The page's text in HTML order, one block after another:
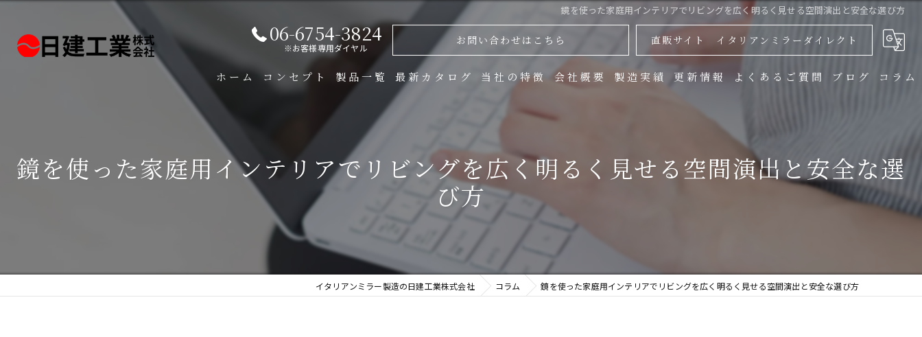
鏡を使った家庭用インテリアでリビングを広く明るく見せる空間演出と安全な選び方
06-6754-3824
※お客様専用ダイヤル
お問い合わせはこちら 直販サイト イタリアンミラーダイレクト
ホーム コンセプト 製品一覧 最新カタログ 当社の特徴
金物
オーダー
什器
会社概要 製造実績 更新情報 よくあるご質問 ブログ コラム
鏡を使った家庭用インテリアでリビングを広く明るく見せる空間演出と安全な選
び方
イタリアンミラー製造の日建工業株式会社 コラム 鏡を使った家庭用インテリアでリビングを広く明るく見せる空間演出と安全な選び方